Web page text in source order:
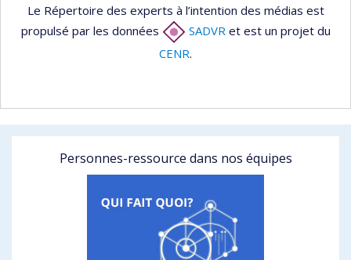
Le Répertoire des experts à l’intention des médias est
propulsé par les données
SADVR et est un projet du
CENR.
Personnes-ressource dans nos équipes